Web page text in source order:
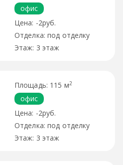
офис
-2руб.
под отделку
3 этаж
115 м2
офис
-2руб.
под отделку
3 этаж